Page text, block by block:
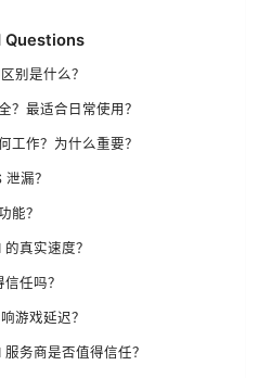
Questions
别是什么？
？最适合日常使用？
工作？为什么重要？
漏？
能？
真实速度？
任吗？
游戏延迟？
务商是否值得信任？